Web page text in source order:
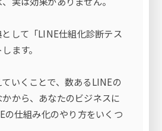
して「LINE仕組化診断テス
ます。
いくことで、数あるLINEの
から、あなたのビジネスに
の仕組み化のやり方をいくつ